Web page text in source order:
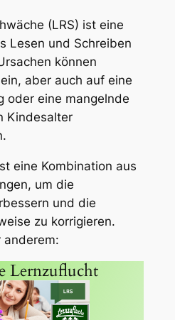
(LRS) ist eine
Lesen und Schreiben
können
aber auch auf eine
oder eine mangelnde
Kindesalter
eine Kombination aus
um die
und die
zu korrigieren.
anderem:
Lernzuflucht